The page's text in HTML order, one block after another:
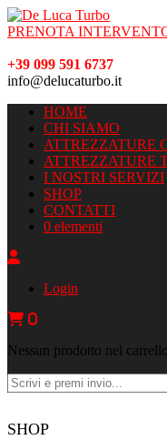
PRENOTA
+39 099 591 6737
info@delucaturbo.it
HOME
CHI SIAMO
ATTREZZATURE
ATTREZZATURE
I NOSTRI SERVIZI
SHOP
CONTATTI
0 elementi
Login
0
Nessun prodotto nel
SHOP